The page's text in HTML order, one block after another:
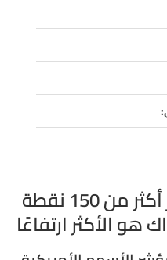
مؤشر الداو جونز يقفز أكثر من 150 نقطة
هو الأكثر ارتفاعًا